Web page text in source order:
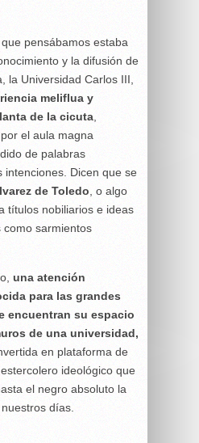
pensábamos estaba
y la difusión de
la Universidad Carlos III,
meliflua y
de la cicuta
el aula magna
de palabras
intenciones. Dicen que se
de Toledo , o algo
títulos nobiliarios e ideas
como sarmientos
una atención
para las grandes
encuentran su espacio
de una universidad,
en plataforma de
ideológico que
el negro absoluto la
días.